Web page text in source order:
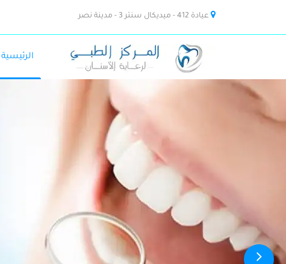
عيادة 412 - ميديكال سنتر 3 - مدينة نصر
الرئيسية